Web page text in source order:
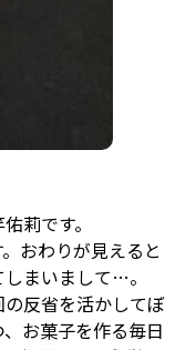
莉です。
おわりが見えると
まいまして…。
反省を活かしてぼ
お菓子を作る毎日